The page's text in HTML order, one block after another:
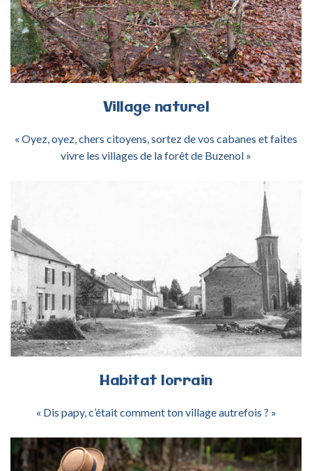
Village naturel
« Oyez, oyez, chers citoyens, sortez de vos cabanes et faites
vivre les villages de la forêt de Buzenol »
ACTIVITÉ HABITAT LORRAIN
Habitat lorrain
« Dis papy, c’était comment ton village autrefois ? »